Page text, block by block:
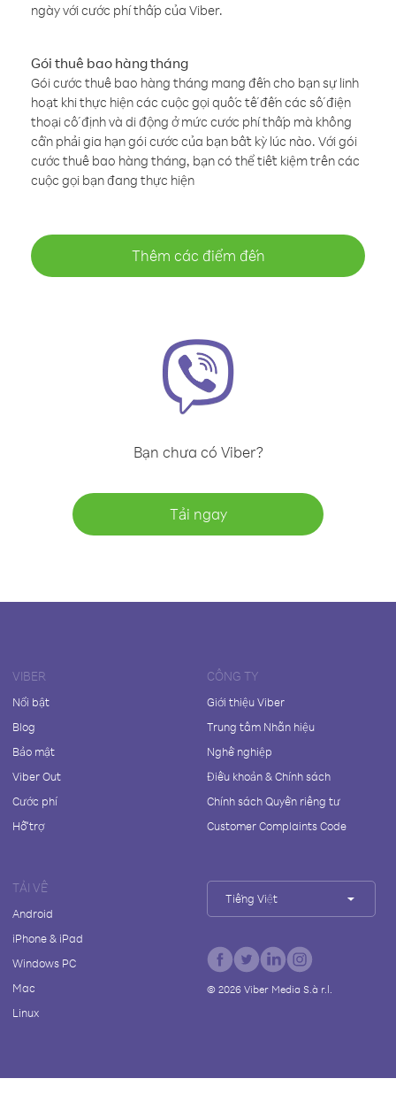
ngày với cước phí thấp của Viber.
Gói thuê bao hàng tháng
Gói cước thuê bao hàng tháng mang đến cho bạn sự linh
hoạt khi thực hiện các cuộc gọi quốc tế đến các số điện
thoại cố định và di động ở mức cước phí thấp mà không
cần phải gia hạn gói cước của bạn bất kỳ lúc nào. Với gói
cước thuê bao hàng tháng, bạn có thể tiết kiệm trên các
cuộc gọi bạn đang thực hiện
Thêm các điểm đến
Bạn chưa có Viber?
Tải ngay
VIBER
Nổi bật
Blog
Bảo mật
Viber Out
Cước phí
Hỗ trợ
CÔNG TY
Giới thiệu Viber
Trung tâm Nhãn hiệu
Nghề nghiệp
Điều khoản & Chính sách
Chính sách Quyền riêng tư
Customer Complaints Code
TẢI VỀ
Android
iPhone & iPad
Windows PC
Mac
Linux
Tiếng Việt
© 2026Viber Media S.à r.l.